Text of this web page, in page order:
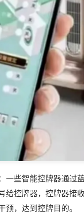
一些智能控牌器通过
给控牌器，控牌器接
，达到控牌目的。